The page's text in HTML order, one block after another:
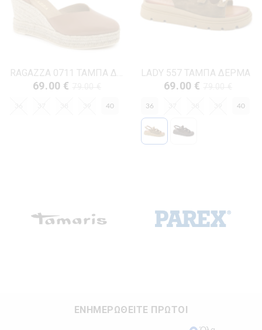
RAGAZZA 0711 ΤΑΜΠΑ ΔΕΡΜΑ
69.00 €
40
LADY 557 ΤΑΜΠΑ ΔΕΡΜΑ
69.00 €
36 40
ΕΝΗΜΕΡΩΘΕΙΤΕ ΠΡΩΤΟΙ